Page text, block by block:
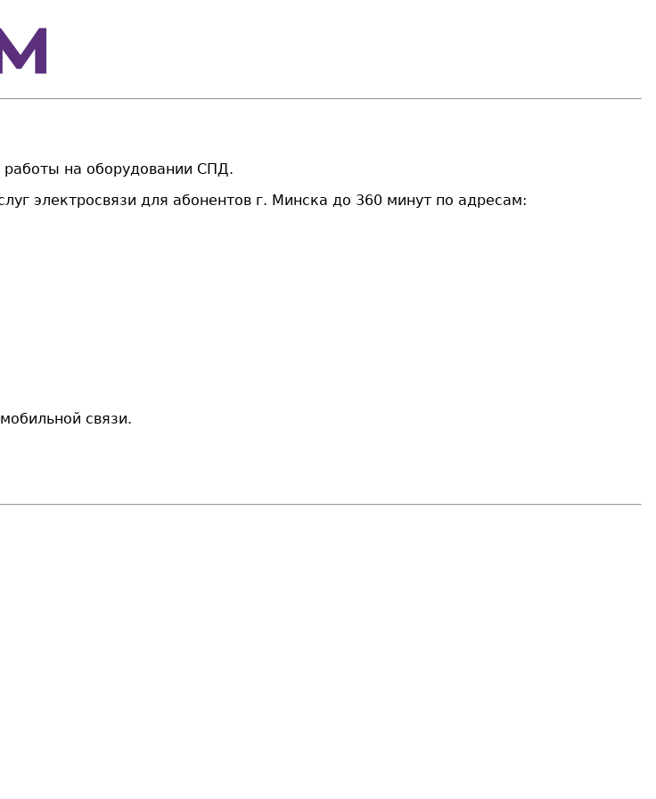
на оборудовании СПД.
электросвязи для абонентов г. Минска до 360 минут по адресам:
связи.